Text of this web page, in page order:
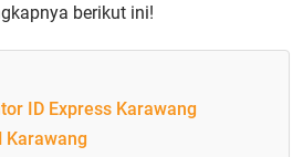
berikut ini!
ID Express Karawang
Karawang